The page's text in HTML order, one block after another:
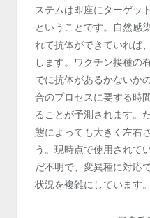
ステムは即座にターゲッ
ということです。自然感
れて抗体ができていれば
します。ワクチン接種の
でに抗体があるかないか
合のプロセスに要する時
ることが予測されます。
態によっても大きく左右
う。現時点で使用されて
だ不明で、変異種に対応
状況を複雑にしています。